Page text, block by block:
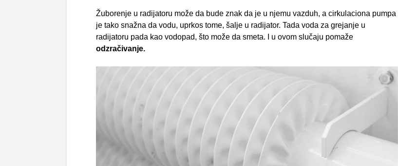
Žuborenje u radijatoru može da bude znak da je u njemu vazduh, a cirkulaciona pumpa
je tako snažna da vodu, uprkos tome, šalje u radijator. Tada voda za grejanje u
radijatoru pada kao vodopad, što može da smeta. I u ovom slučaju pomaže
odzračivanje.